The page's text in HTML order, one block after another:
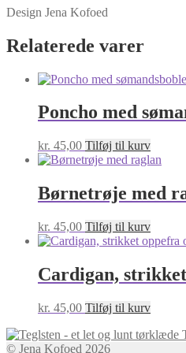
Design Jena Kofoed
Relaterede varer
Poncho med
kr. 45,00 Tilføj til kurv
Børnetrøje med
kr. 45,00 Tilføj til kurv
Cardigan,
kr. 45,00 Tilføj til kurv
© Jena Kofoed 2026